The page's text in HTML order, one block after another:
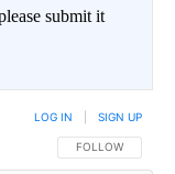
submit it
FOLLOW THIS
FOLLOW
LOG IN SIGN UP